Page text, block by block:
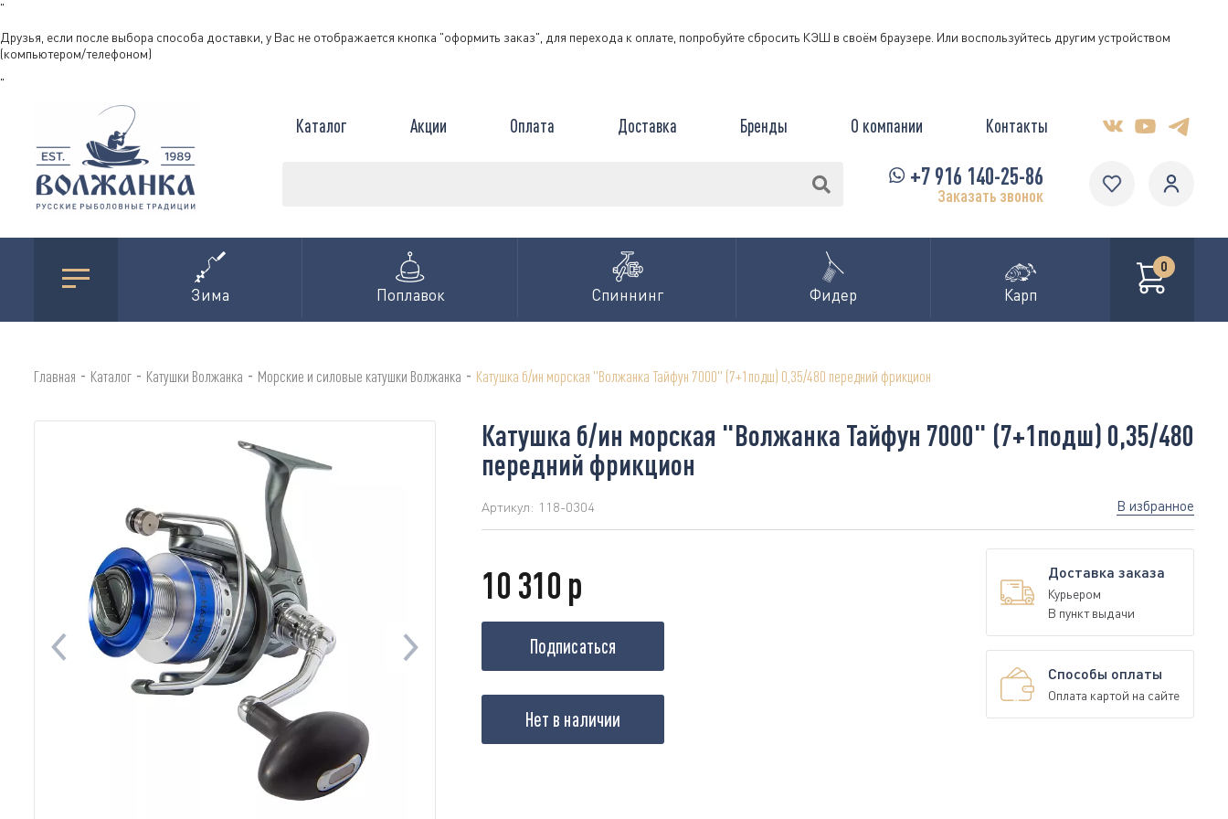
"
Друзья, если после выбора способа доставки, у Вас не отображается кнопка "оформить заказ", для перехода к оплате, попробуйте сбросить КЭШ в своём браузере. Или воспользуйтесь другим устройством
(компьютером/телефоном)
"
Каталог Акции Оплата Доставка Бренды О компании Контакты
+7 916 140-25-86
Заказать звонок
Зима Поплавок Спиннинг Фидер Карп
0
Главная - Каталог - Катушки Волжанка - Морские и силовые катушки Волжанка - Катушка б/ин морская "Волжанка Тайфун 7000" (7+1подш) 0,35/480 передний фрикцион
Катушка б/ин морская "Волжанка Тайфун 7000" (7+1подш) 0,35/480
передний фрикцион
Артикул: 118-0304 В избранное
10 310 р
Подписаться
Нет в наличии
Доставка заказа
Курьером
В пункт выдачи
Способы оплаты
Оплата картой на сайте